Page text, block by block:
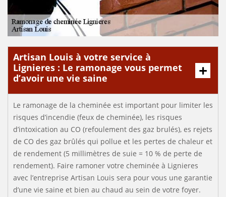
Artisan Louis à votre service à
Lignieres : Le ramonage vous permet
d’avoir une vie saine
Le ramonage de la cheminée est important pour limiter les
risques d’incendie (feux de cheminée), les risques
d’intoxication au CO (refoulement des gaz brulés), es rejets
de CO des gaz brûlés qui pollue et les pertes de chaleur et
de rendement (5 millimètres de suie = 10 % de perte de
rendement). Faire ramoner votre cheminée à Lignieres
avec l’entreprise Artisan Louis sera pour vous une garantie
d’une vie saine et bien au chaud au sein de votre foyer.